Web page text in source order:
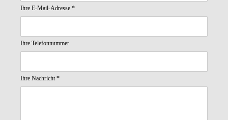
Ihre E-Mail-Adresse *
Ihre Telefonnummer
Ihre Nachricht*